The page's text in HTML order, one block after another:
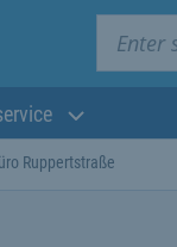
Ruppertstraße